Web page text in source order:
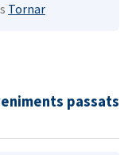
Tornar
passats